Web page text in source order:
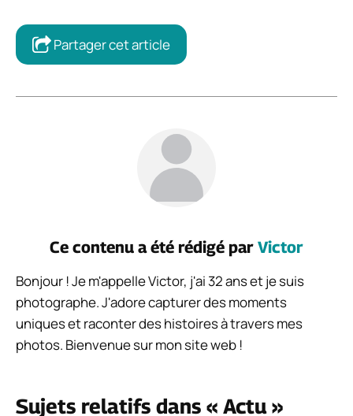
Partager cet article
Ce contenu a été rédigé par Victor
Bonjour ! Je m'appelle Victor, j'ai 32 ans et je suis
photographe. J'adore capturer des moments
uniques et raconter des histoires à travers mes
photos. Bienvenue sur mon site web !
Sujets relatifs dans « Actu »